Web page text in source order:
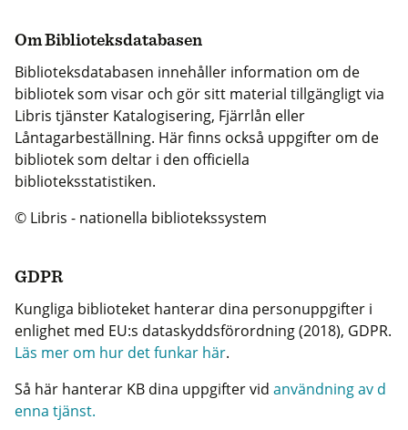
Om Biblioteksdatabasen
Biblioteksdatabasen innehåller information om de
bibliotek som visar och gör sitt material tillgängligt via
Libris tjänster Katalogisering, Fjärrlån eller
Låntagarbeställning. Här finns också uppgifter om de
bibliotek som deltar i den officiella
biblioteksstatistiken.
© Libris - nationella bibliotekssystem
GDPR
Kungliga biblioteket hanterar dina personuppgifter i
enlighet med EU:s dataskyddsförordning (2018), GDPR.
Läs mer om hur det funkar här.
Så här hanterar KB dina uppgifter vid användning av d
enna tjänst.